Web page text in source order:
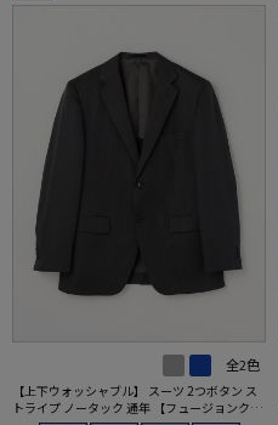
全2色
【上下ウォッシャブル】 スーツ 2つボタン ス
トライプ ノータック 通年 【フュージョンクラ